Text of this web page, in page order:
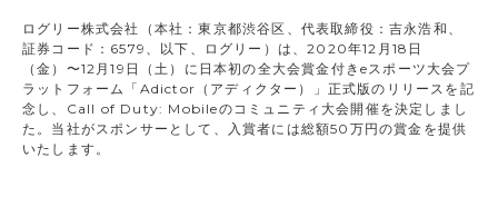
採用情報
IR
お問い合わせ
ログリー株式会社（本社：東京都渋谷区、代表取締役：吉永浩和、
証券コード：6579、以下、ログリー）は、2020年12月18日
（金）〜12月19日（土）に日本初の全大会賞金付きeスポーツ大会プ
ラットフォーム「Adictor（アディクター）」正式版のリリースを記
念し、Call of Duty: Mobileのコミュニティ大会開催を決定しまし
た。当社がスポンサーとして、入賞者には総額50万円の賞金を提供
いたします。